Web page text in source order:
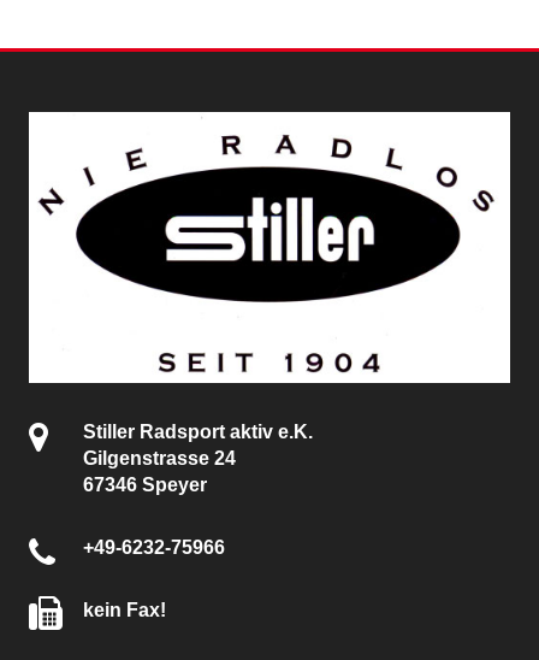
Stiller Radsport aktiv e.K.
Gilgenstrasse 24
67346 Speyer
+49-6232-75966
kein Fax!